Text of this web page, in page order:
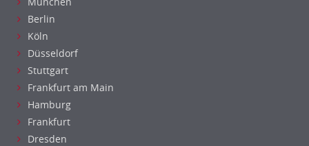
Berlin
Köln
Düsseldorf
Stuttgart
Frankfurt am Main
Hamburg
Frankfurt
Dresden